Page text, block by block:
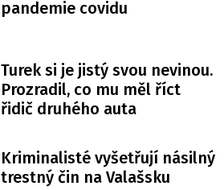
pandemie covidu
Turek si je jistý svou nevinou.
Prozradil, co mu měl říct
řidič druhého auta
Kriminalisté vyšetřují násilný
trestný čin na Valašsku